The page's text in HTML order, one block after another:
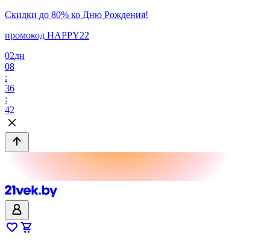
Скидки до 80% ко Дню Рождения!
промокод HAPPY22
02дн
08
:
36
:
42